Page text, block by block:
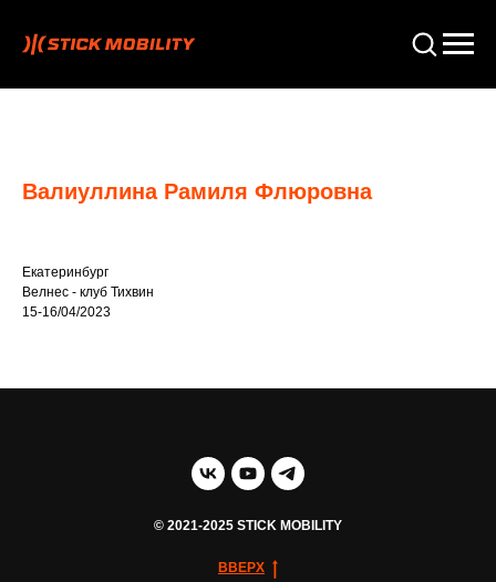
Валиуллина Рамиля Флюровна
Екатеринбург
Велнес - клуб Тихвин
15-16/04/2023
© 2021-2025 STICK MOBILITY
ВВЕРХ